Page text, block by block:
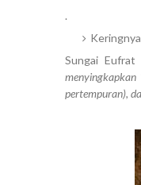
.
Sungai Eufrat
menyingkapkan
pertempuran),